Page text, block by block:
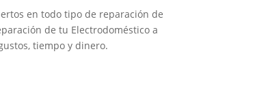
en todo tipo de reparación de
de tu Electrodoméstico a
tiempo y dinero.